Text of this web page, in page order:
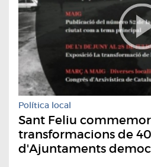
Política local
Sant Feliu
transformacions de
d'Ajuntaments